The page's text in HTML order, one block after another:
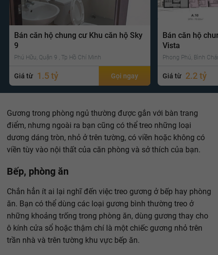
Bán căn hộ chung cư Khu căn hộ Sky
9
Phú Hữu, Quận 9 , Tp Hồ Chí Minh
Giá từ 1.5 tỷ Gọi ngay
Bán căn hộ
Vista
Phong Phú, Bình
Giá từ 2.2 tỷ
Gương trong phòng ngủ thường được gắn với bàn trang
điểm, nhưng ngoài ra bạn cũng có thể treo những loại
dương dáng tròn, nhỏ ở trên tường, có viền hoặc không có
viền tùy vào nội thất của căn phòng và sở thích của bạn.
Bếp, phòng ăn
Chắn hẳn ít ai lại nghĩ đến việc treo gương ở bếp hay phòng
ăn. Bạn có thể dùng các loại gương bình thường treo ở
những khoảng trống trong phòng ăn, dùng gương thay cho
ô kính cửa sổ hoặc thậm chí là một chiếc gương nhỏ trên
trần nhà và trên tường khu vực bếp ăn.